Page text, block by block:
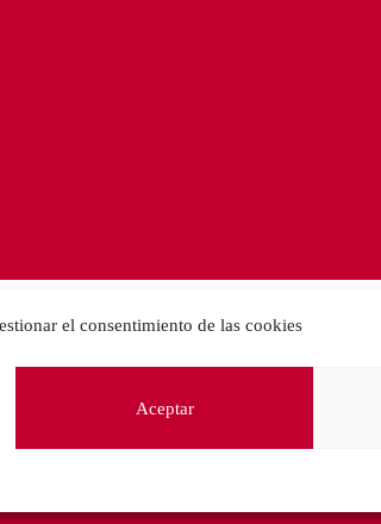
el consentimiento de las cookies
Aceptar